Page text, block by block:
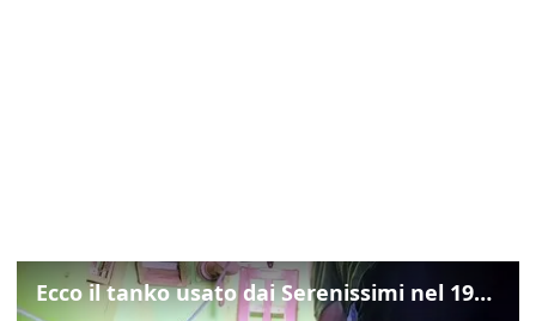
Ecco il tanko usato dai Serenissimi nel 1997 per il blitz a San Marco